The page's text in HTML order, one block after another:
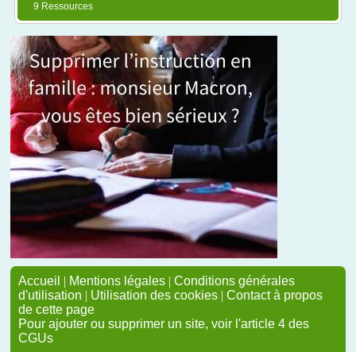
9 Ressources
Accueil | Mentions légales | Conditions générales
d'utilisation | Utilisation des cookies | Contact à propos
de cette page
Pour ajouter ou supprimer un site, voir l'article 4 des
CGUs